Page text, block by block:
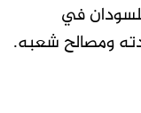
في
ومصالح شعبه.